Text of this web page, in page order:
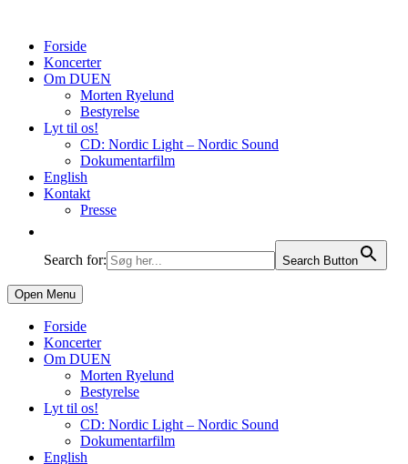
Forside
Koncerter
Om DUEN
Morten Ryelund
Bestyrelse
Lyt til os!
CD: Nordic Light – Nordic Sound
Dokumentarfilm
English
Kontakt
Presse
Search for: Search Button
Open Menu
Forside
Koncerter
Om DUEN
Morten Ryelund
Bestyrelse
Lyt til os!
CD: Nordic Light – Nordic Sound
Dokumentarfilm
English